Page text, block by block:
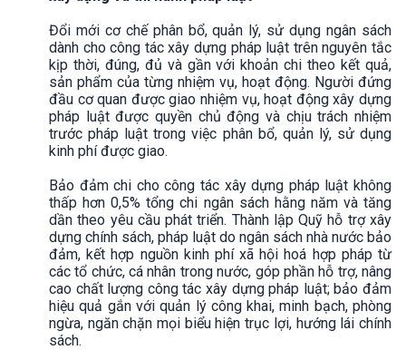
Đổi mới cơ chế phân bổ, quản lý, sử dụng ngân sách
dành cho công tác xây dựng pháp luật trên nguyên tắc
kịp thời, đúng, đủ và gần với khoản chi theo kết quả,
sản phẩm của từng nhiệm vụ, hoạt động. Người đứng
đầu cơ quan được giao nhiệm vụ, hoạt động xây dựng
pháp luật được quyền chủ động và chịu trách nhiệm
trước pháp luật trong việc phân bổ, quản lý, sử dụng
kinh phí được giao.
Bảo đảm chi cho công tác xây dựng pháp luật không
thấp hơn 0,5% tổng chi ngân sách hằng năm và tăng
dần theo yêu cầu phát triển. Thành lập Quỹ hỗ trợ xây
dựng chính sách, pháp luật do ngân sách nhà nước bảo
đảm, kết hợp nguồn kinh phí xã hội hoá hợp pháp từ
các tổ chức, cá nhân trong nước, góp phần hỗ trợ, nâng
cao chất lượng công tác xây dựng pháp luật; bảo đảm
hiệu quả gắn với quản lý công khai, minh bạch, phòng
ngừa, ngăn chặn mọi biểu hiện trục lợi, hướng lái chính
sách.